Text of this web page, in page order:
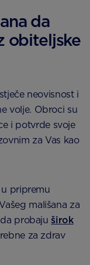
da
obiteljske
neovisnost i
volje. Obroci su
i potvrde svoje
za Vas kao
pripremu
mališana za
da probajuširok
za zdrav